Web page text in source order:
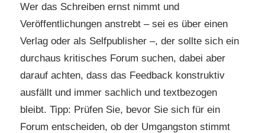
Wer das Schreiben ernst nimmt und
Veröffentlichungen anstrebt – sei es über einen
Verlag oder als Selfpublisher –, der sollte sich ein
durchaus kritisches Forum suchen, dabei aber
darauf achten, dass das Feedback konstruktiv
ausfällt und immer sachlich und textbezogen
bleibt. Tipp: Prüfen Sie, bevor Sie sich für ein
Forum entscheiden, ob der Umgangston stimmt